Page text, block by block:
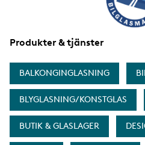
Produkter & tjänster
BALKONGINGLASNING
BLYGLASNING/KONSTGLAS
BUTIK & GLASLAGER